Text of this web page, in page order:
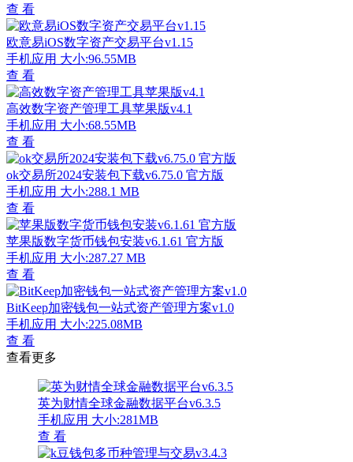
查 看
欧意易iOS数字资产交易平台v1.15
手机应用 大小:96.55MB
查 看
高效数字资产管理工具苹果版v4.1
手机应用 大小:68.55MB
查 看
ok交易所2024安装包下载v6.75.0 官方版
手机应用 大小:288.1 MB
查 看
苹果版数字货币钱包安装v6.1.61 官方版
手机应用 大小:287.27 MB
查 看
BitKeep加密钱包一站式资产管理方案v1.0
手机应用 大小:225.08MB
查 看
查看更多
英为财情全球金融数据平台v6.3.5
手机应用 大小:281MB
查 看